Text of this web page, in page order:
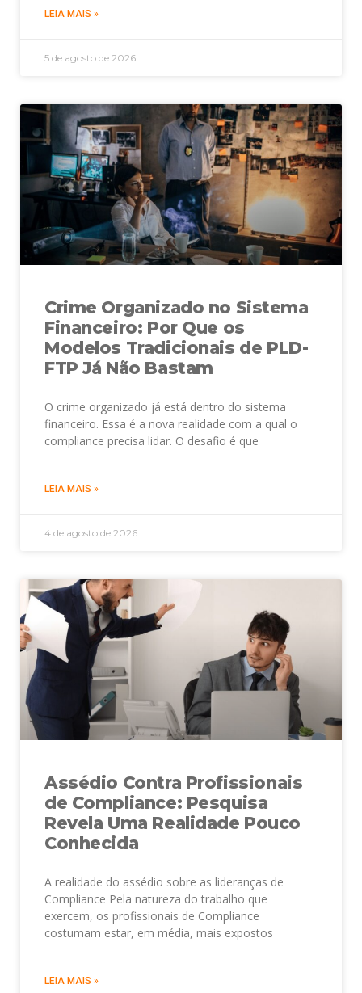
LEIA MAIS »
5 de agosto de 2026
Crime Organizado no Sistema
Financeiro: Por Que os
Modelos Tradicionais de PLD-
FTP Já Não Bastam
O crime organizado já está dentro do sistema
financeiro. Essa é a nova realidade com a qual o
compliance precisa lidar. O desafio é que
LEIA MAIS »
4 de agosto de 2026
Assédio Contra Profissionais
de Compliance: Pesquisa
Revela Uma Realidade Pouco
Conhecida
A realidade do assédio sobre as lideranças de
Compliance Pela natureza do trabalho que
exercem, os profissionais de Compliance
costumam estar, em média, mais expostos
LEIA MAIS »